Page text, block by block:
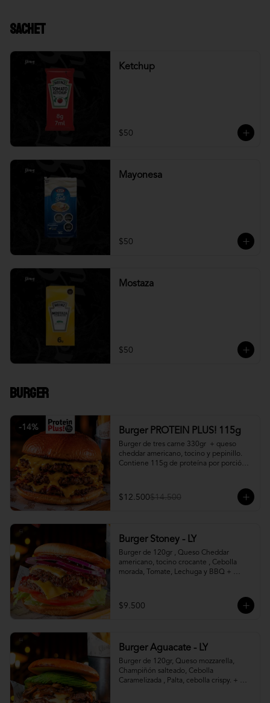
Sachet
Ketchup
$50
Mayonesa
$50
Mostaza
$50
Burger
-14% Burger PROTEIN PLUS! 115g
Burger de tres carne 330gr  + queso
cheddar americano, tocino y pepinillo.
Contiene 115g de proteína por porción.
$12.500$14.500
Burger Stoney - LY
Burger de 120gr , Queso Cheddar
americano, tocino crocante , Cebolla
morada, Tomate, Lechuga y BBQ +
$9.500
Burger Aguacate - LY
Burger de 120gr, Queso mozzarella,
Champiñón salteado, Cebolla
Caramelizada , Palta, cebolla crispy. +